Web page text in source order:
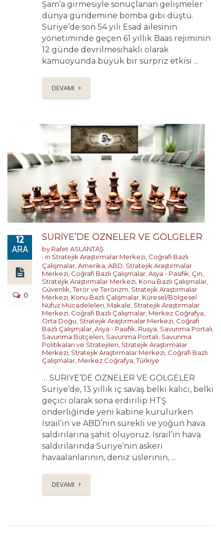
Şam’a girmesiyle sonuçlanan gelişmeler
dünya gündemine bomba gibi düştü.
Suriye’de son 54 yılı Esad ailesinin
yönetiminde geçen 61 yıllık Baas rejiminin
12 günde devrilmesihaklı olarak
kamuoyunda büyük bir sürpriz etkisi ...
DEVAMI
12
ARA
0
SURİYE’DE ÖZNELER VE GÖLGELER
by Rafet ASLANTAŞ
in Stratejik Araştırmalar Merkezi Coğrafi Bazlı
Çalışmalar Amerika ABD Stratejik Araştırmalar
Merkezi Coğrafi Bazlı Çalışmalar Asya - Pasifik Çin
Stratejik Araştırmalar Merkezi Konu Bazlı Çalışmalar
Güvenlik, Terör ve Terörizm Stratejik Araştırmalar
Merkezi Konu Bazlı Çalışmalar Küresel/Bölgesel
Nüfuz Mücadeleleri Makale Stratejik Araştırmalar
Merkezi Coğrafi Bazlı Çalışmalar Merkez Coğrafya
Orta Doğu Stratejik Araştırmalar Merkezi Coğrafi
Bazlı Çalışmalar Asya - Pasifik Rusya Savunma Portalı
Savunma Bütçeleri Savunma Portalı Savunma
Politikaları ve Stratejileri Stratejik Araştırmalar
Merkezi Stratejik Araştırmalar Merkezi Coğrafi Bazlı
Çalışmalar Merkez Coğrafya ,Türkiye
… SURİYE’DE ÖZNELER VE GÖLGELER
Suriye’de, 13 yıllık iç savaş belki kalıcı, belki
geçici olarak sona erdirilip HTŞ
önderliğinde yeni kabine kurulurken
İsrail’in ve ABD’nin sürekli ve yoğun hava
saldırılarına şahit oluyoruz. İsrail’in hava
saldırılarında Suriye’nin askeri
havaalanlarının, deniz üslerinin, ...
DEVAMI